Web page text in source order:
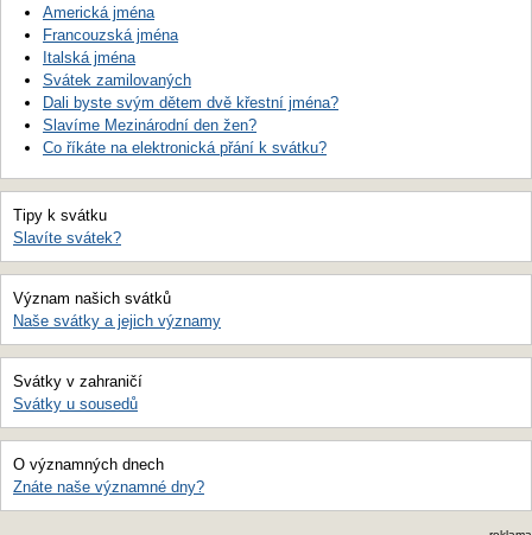
Americká jména
Francouzská jména
Italská jména
Svátek zamilovaných
Dali byste svým dětem dvě křestní jména?
Slavíme Mezinárodní den žen?
Co říkáte na elektronická přání k svátku?
Tipy k svátku
Slavíte svátek?
Význam našich svátků
Naše svátky a jejich významy
Svátky v zahraničí
Svátky u sousedů
O významných dnech
Znáte naše významné dny?